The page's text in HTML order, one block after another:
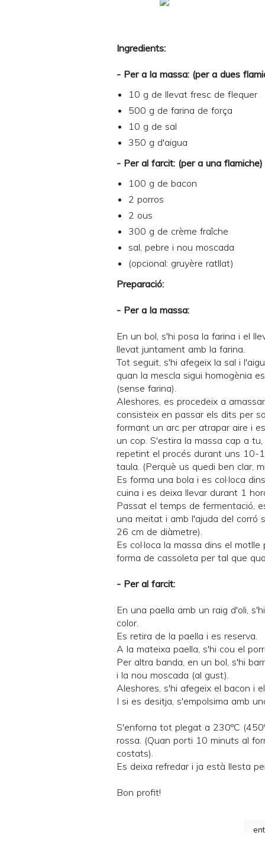
Ingredients:
- Per a la massa: (per a dues
10 g de llevat fresc de flequer
500 g de farina de força
10 g de sal
350 g d'aigua
- Per al farcit: (per a una flamiche)
100 g de bacon
2 porros
2 ous
300 g de crème fraîche
sal, pebre i nou moscada
(opcional: gruyère ratllat)
Preparació:
- Per a la massa:
En un bol, s'hi posa la farina i el
llevat juntament amb la farina.
Tot seguit, s'hi afegeix la sal i
quan la mescla sigui homogènia
(sense farina).
Aleshores, es procedeix a
consisteix en passar els dits per
formant un arc per atrapar aire i
un cop. S'estira la massa cap a
repetint el procés durant uns 10-
taula. (Perquè us quedi ben clar,
Es forma una bola i es col·loca
cuina i es deixa llevar durant 1
Passat el temps de fermentació,
una meitat i amb l'ajuda del corró
26 cm de diàmetre).
Es col·loca la massa dins el
forma de cassoleta per tal que
- Per al farcit:
En una paella amb un raig d'oli,
color.
Es retira de la paella i es reserva.
A la mateixa paella, s'hi cou el
Per altra banda, en un bol, s'hi
i la nou moscada (al gust).
Aleshores, s'hi afegeix el bacon i
I si es desitja, s'empolsima amb
S'enforna tot plegat a 230ºC
rossa. (Quan porti 10 minuts al
costats).
Es deixa refredar i ja està llesta
Bon profit!